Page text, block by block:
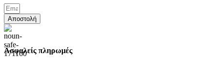
Αποστολή
Ασφαλείς πληρωμές